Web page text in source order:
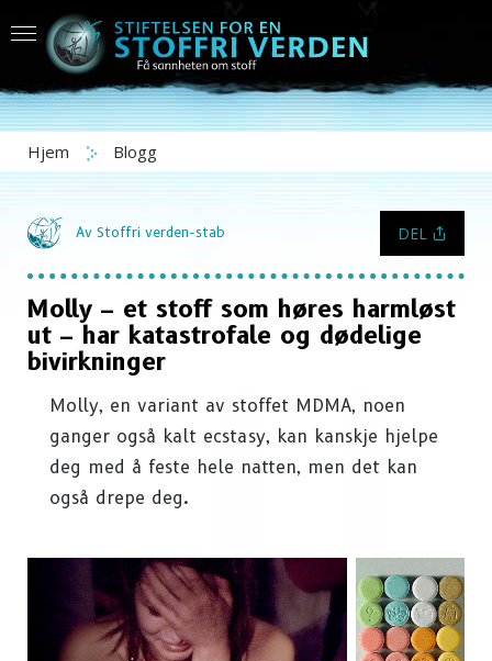
Hjem Blogg
Av Stoffri verden-stab DEL
Molly – et stoff som høres harmløst
ut – har katastrofale og dødelige
bivirkninger
Molly, en variant av stoffet MDMA, noen
ganger også kalt ecstasy, kan kanskje hjelpe
deg med å feste hele natten, men det kan
også drepe deg.